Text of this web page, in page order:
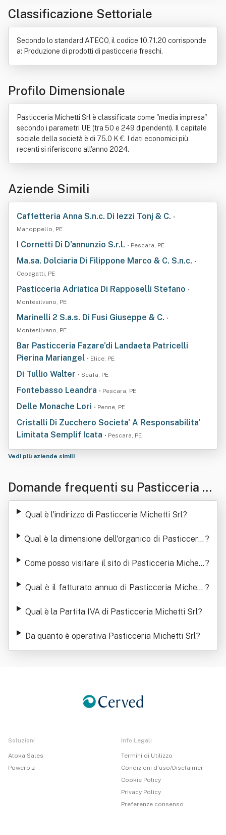
Bene immobile
Catering
Formazione
Classificazione Settoriale
Secondo lo standard ATECO, il codice 10.71.20 corrisponde
a: Produzione di prodotti di pasticceria freschi.
Profilo Dimensionale
Pasticceria Michetti Srl è classificata come "media impresa"
secondo i parametri UE (tra 50 e 249 dipendenti). Il capitale
sociale della società è di 75.0 K €. I dati economici più
recenti si riferiscono all'anno 2024.
Aziende Simili
Caffetteria Anna S.n.c. Di Iezzi Tonj & C. •
Manoppello, PE
I Cornetti Di D'annunzio S.r.l. • Pescara, PE
Ma.sa. Dolciaria Di Filippone Marco & C. S.n.c. •
Cepagatti, PE
Pasticceria Adriatica Di Rapposelli Stefano •
Montesilvano, PE
Marinelli 2 S.a.s. Di Fusi Giuseppe & C. •
Montesilvano, PE
Bar Pasticceria Fazare'di Landaeta Patricelli
Pierina Mariangel • Elice, PE
Di Tullio Walter • Scafa, PE
Fontebasso Leandra • Pescara, PE
Delle Monache Lori • Penne, PE
Cristalli Di Zucchero Societa' A Responsabilita'
Limitata Semplif Icata • Pescara, PE
Vedi più aziende simili
Domande frequenti su Pasticceria Mi
chetti Srl
Qual è l'indirizzo di Pasticceria Michetti Srl?
Qual è la dimensione dell'organico di Pasticceria ?
Come posso visitare il sito di Pasticceria Michett?
Qual è il fatturato annuo di Pasticceria Michetti ?
Qual è la Partita IVA di Pasticceria Michetti Srl?
Da quanto è operativa Pasticceria Michetti Srl?
Soluzioni
Atoka Sales
Powerbiz
Info Legali
Termini di Utilizzo
Condizioni d'uso/Disclaimer
Cookie Policy
Privacy Policy
Preferenze consenso